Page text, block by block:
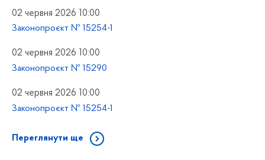
02 червня 2026 10:00
Законопроєкт № 15254-1
02 червня 2026 10:00
Законопроєкт № 15290
02 червня 2026 10:00
Законопроєкт № 15254-1
Переглянути ще